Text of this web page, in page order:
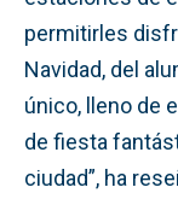
permitirles
Navidad, del
único, lleno de
de fiesta
ciudad”, ha